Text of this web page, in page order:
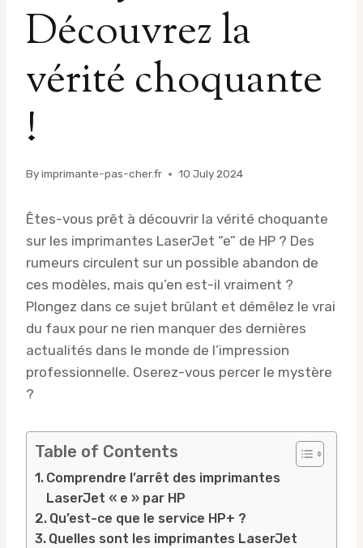
Découvrez la
vérité choquante
!
Byimprimante-pas-cher.fr 10 July 2024
Êtes-vous prêt à découvrir la vérité choquante
sur les imprimantes LaserJet “e” de HP ? Des
rumeurs circulent sur un possible abandon de
ces modèles, mais qu’en est-il vraiment ?
Plongez dans ce sujet brûlant et démêlez le vrai
du faux pour ne rien manquer des dernières
actualités dans le monde de l’impression
professionnelle. Oserez-vous percer le mystère
?
Table of Contents
Comprendre l’arrêt des imprimantes
LaserJet « e » par HP
Qu’est-ce que le service HP+ ?
Quelles sont les imprimantes LaserJet